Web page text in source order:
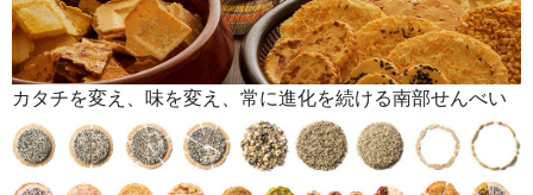
カタチを変え、味を変え、常に進化を続ける南部せんべい